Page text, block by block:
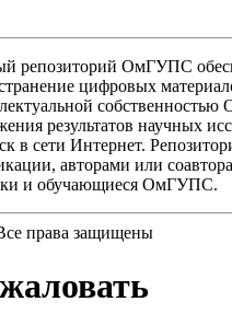
репозиторий ОмГУПС
цифровых
результатов научных
сети Интернет.
авторами или
и обучающиеся ОмГУПС.
права защищены